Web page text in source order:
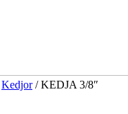
Kedjor/ KEDJA 3/8″